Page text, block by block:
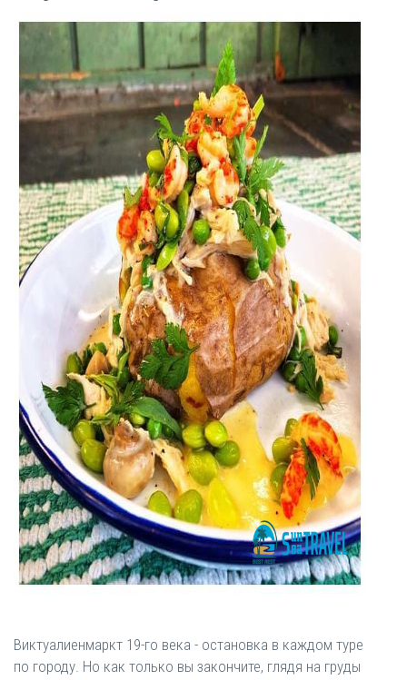
Виктуалиенмаркт 19-го века - остановка в каждом туре
по городу. Но как только вы закончите, глядя на груды